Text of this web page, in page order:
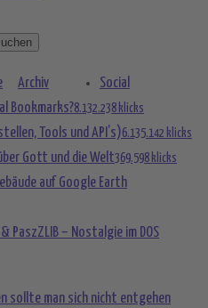
Archiv
Social
Bookmarks?8.132.238 klicks
Tools und API’s)6.135.142 klicks
Gott und die Welt369.598 klicks
auf Google Earth
PaszZLIB – Nostalgie im DOS
sollte man sich nicht entgehen